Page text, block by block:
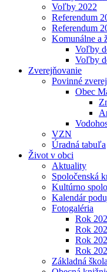
Voľby 2022
Referendum
Referendum
Komunálne a
Voľby
Voľby
Zverejňovanie
Povinné
Obec
VZN
Úradná tabuľa
Život v obci
Aktuality
Spoločenská
Kultúrno
Kalendár
Fotogaléria
Rok
Rok
Rok
Rok
Základná